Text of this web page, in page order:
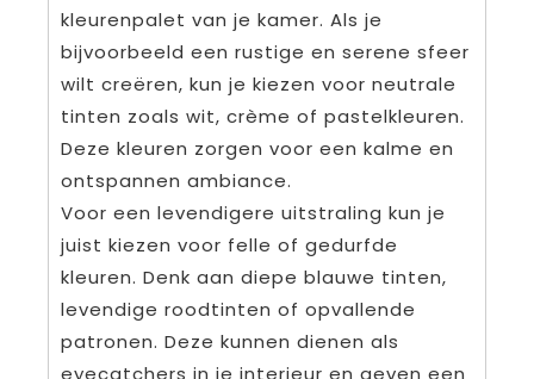
kleurenpalet van je kamer. Als je
bijvoorbeeld een rustige en serene sfeer
wilt creëren, kun je kiezen voor neutrale
tinten zoals wit, crème of pastelkleuren.
Deze kleuren zorgen voor een kalme en
ontspannen ambiance.
Voor een levendigere uitstraling kun je
juist kiezen voor felle of gedurfde
kleuren. Denk aan diepe blauwe tinten,
levendige roodtinten of opvallende
patronen. Deze kunnen dienen als
eyecatchers in je interieur en geven een